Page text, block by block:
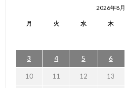
2026年8月
月 火 水 木
3 4 5 6
10 11 12 13